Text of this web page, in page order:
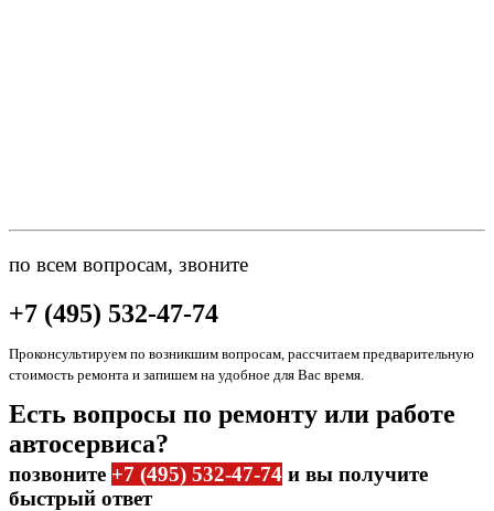
по всем вопросам, звоните
+7 (495) 532-47-74
Проконсультируем по возникшим вопросам, рассчитаем предварительную
стоимость ремонта и запишем на удобное для Вас время.
Есть вопросы по ремонту или работе
автосервиса?
позвоните +7 (495) 532-47-74 и вы получите
быстрый ответ